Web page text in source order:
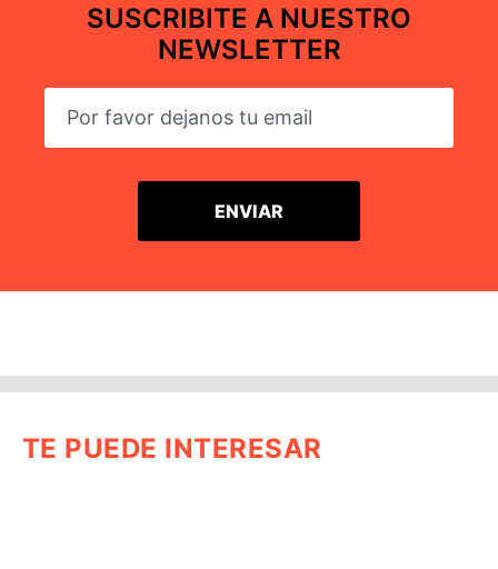
SUSCRIBITE A NUESTRO
NEWSLETTER
TE PUEDE INTERESAR